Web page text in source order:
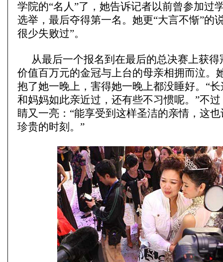
学院的“名人”了，她告诉记者以前曾参加过
选举，最后夺得第一名。她更“大言不惭”的
很少失败过”。
从最后一个报名到在最后的总决赛上获
价值百万元的金冠与上台的母亲相拥而泣。
抱了她一晚上，害得她一晚上都没睡好。“
和妈妈如此亲近过，还有些不习惯呢。”不
睛又一亮：“能享受到这样圣洁的亲情，这
珍贵的时刻。”